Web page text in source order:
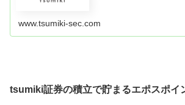
www.tsumiki-sec.com
tsumiki証券の積立で貯まるエポスポイ